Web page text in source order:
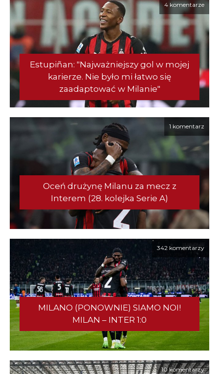
4 komentarze
Estupiñan: "Najważniejszy gol w mojej
karierze. Nie było mi łatwo się
zaadaptować w Milanie"
1 komentarz
Oceń drużynę Milanu za mecz z
Interem (28. kolejka Serie A)
342 komentarzy
MILANO (PONOWNIE) SIAMO NOI!
MILAN – INTER 1:0
10 komentarzy